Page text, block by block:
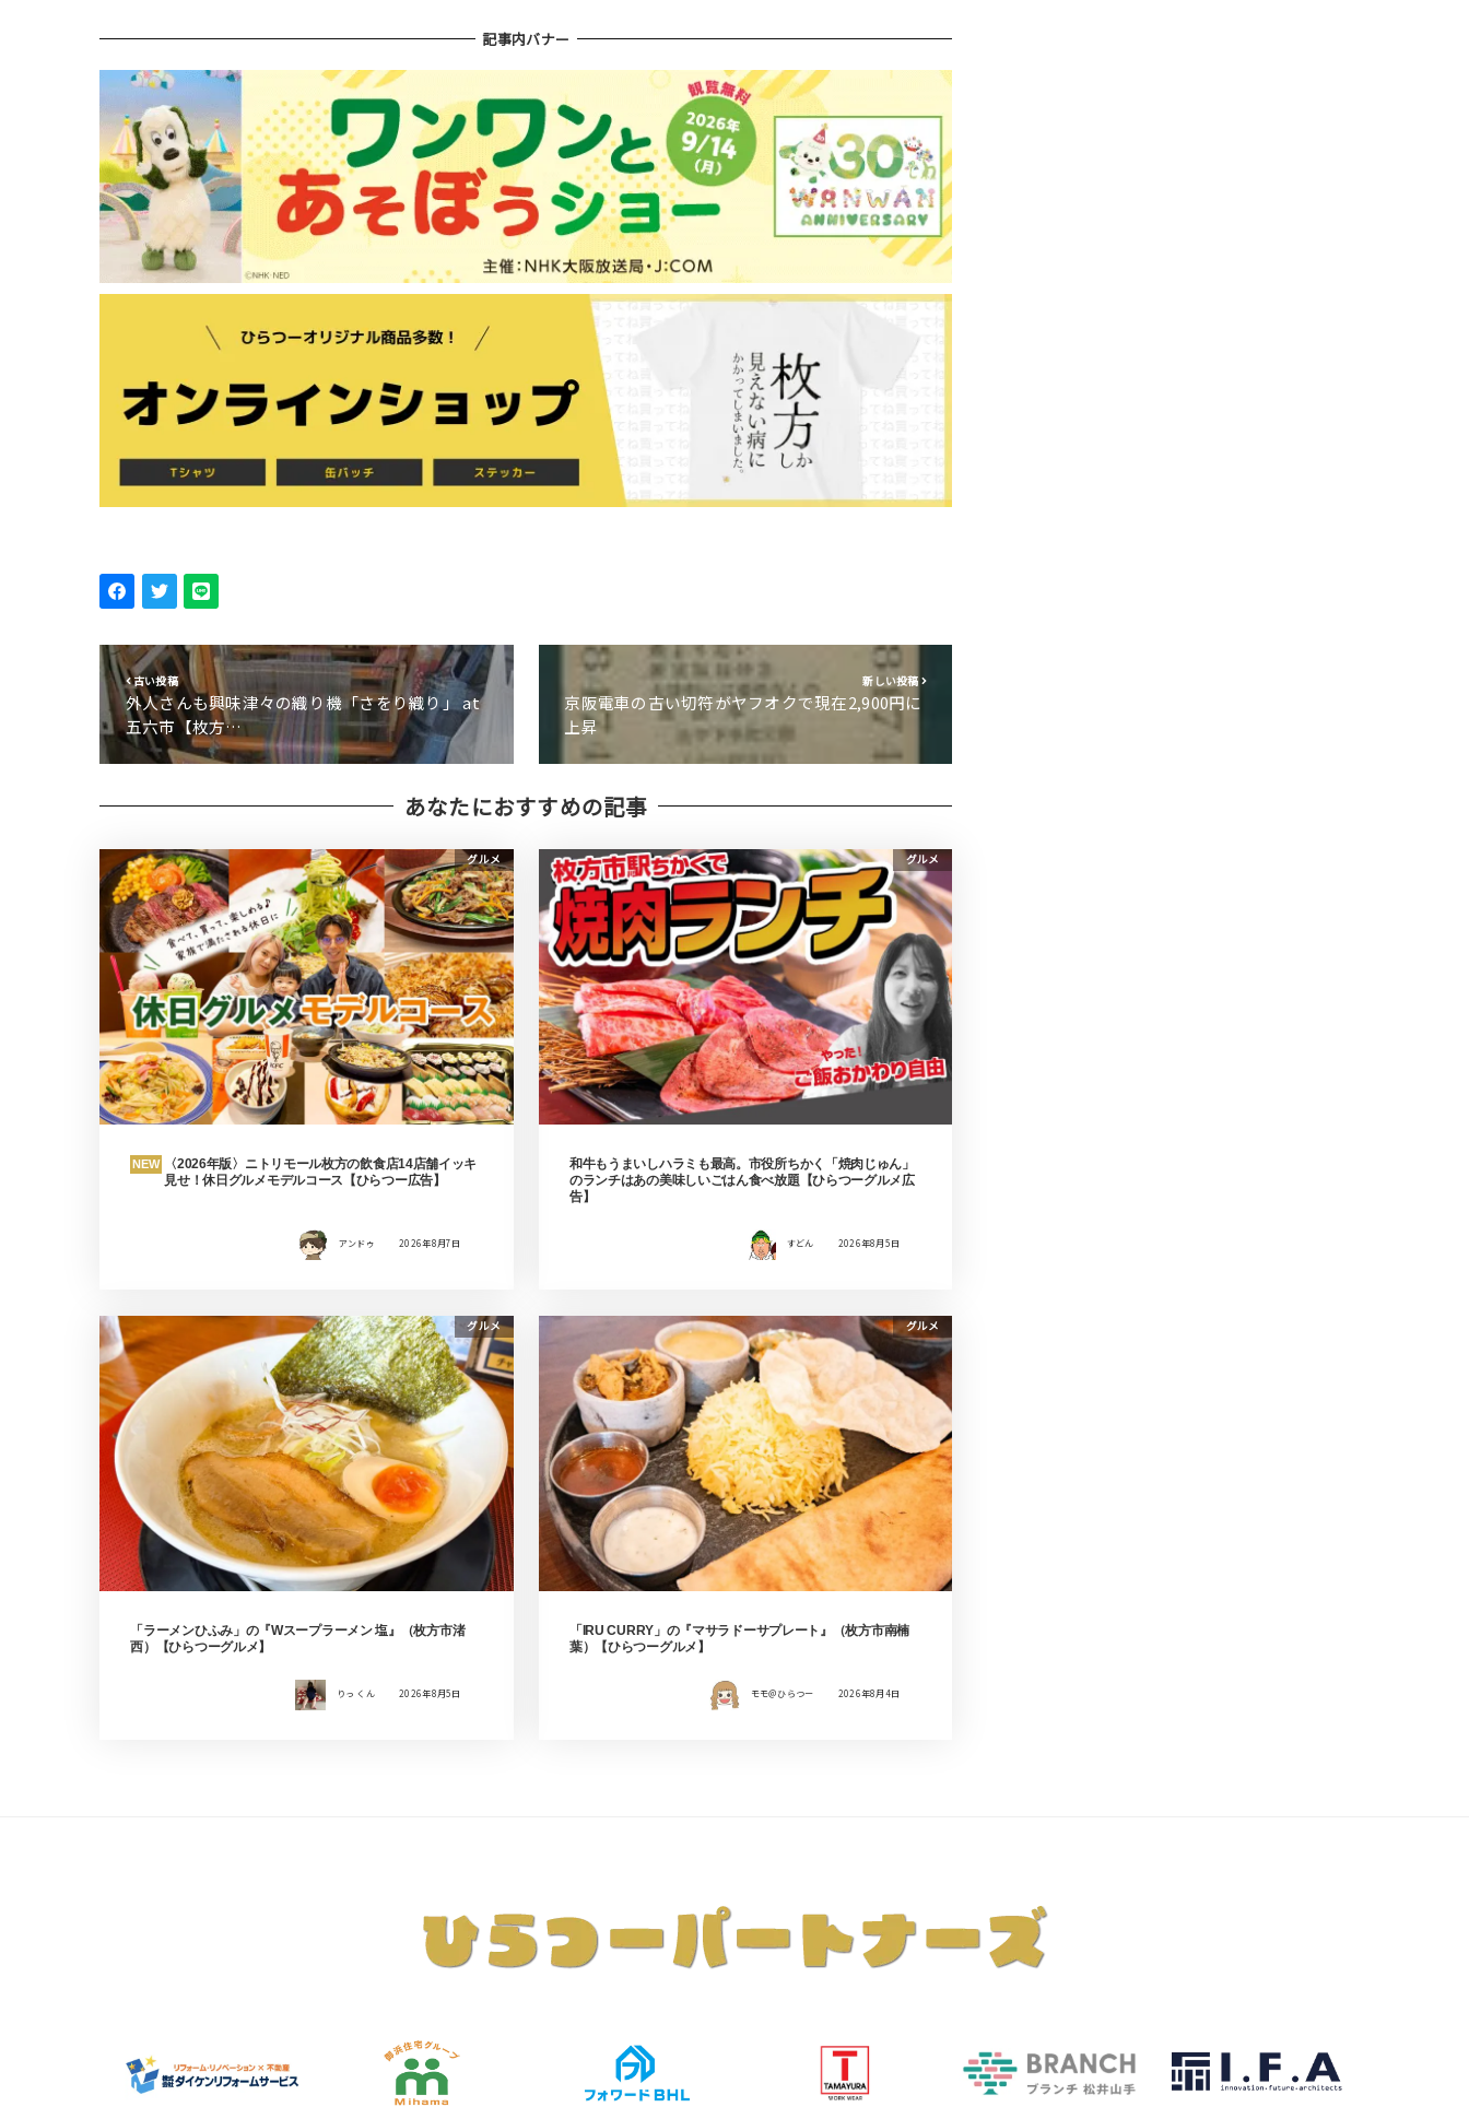
記事内バナー
古い投稿
外人さんも興味津々の織り機「さをり織り」 at
五六市【枚方…
新しい投稿
京阪電車の古い切符がヤフオクで現在2,900円に
上昇
あなたにおすすめの記事
グルメ
NEW
〈2026年版〉ニトリモール枚方の飲食店14店舗イッキ
見せ！休日グルメモデルコース【ひらつー広告】
アンドゥ 2026年8月7日
グルメ
和牛もうまいしハラミも最高。市役所ちかく「焼肉じゅん」
のランチはあの美味しいごはん食べ放題【ひらつーグルメ広
告】
すどん 2026年8月5日
グルメ
「ラーメンひふみ」の『Wスープラーメン 塩』（枚方市渚
西）【ひらつーグルメ】
りっ くん 2026年8月5日
グルメ
「IRU CURRY」の『マサラドーサプレート』（枚方市南楠
葉）【ひらつーグルメ】
モモ＠ひらつー 2026年8月4日